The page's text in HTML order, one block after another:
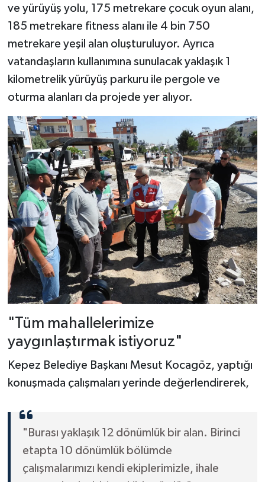
ve yürüyüş yolu, 175 metrekare çocuk oyun alanı,
185 metrekare fitness alanı ile 4 bin 750
metrekare yeşil alan oluşturuluyor. Ayrıca
vatandaşların kullanımına sunulacak yaklaşık 1
kilometrelik yürüyüş parkuru ile pergole ve
oturma alanları da projede yer alıyor.
"Tüm mahallelerimize
yaygınlaştırmak istiyoruz"
Kepez Belediye Başkanı Mesut Kocagöz, yaptığı
konuşmada çalışmaları yerinde değerlendirerek,
"Burası yaklaşık 12 dönümlük bir alan. Birinci
etapta 10 dönümlük bölümde
çalışmalarımızı kendi ekiplerimizle, ihale